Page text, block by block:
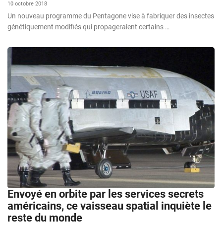
10 octobre 2018
Un nouveau programme du Pentagone vise à fabriquer des insectes
génétiquement modifiés qui propageraient certains …
Envoyé en orbite par les services secrets
américains, ce vaisseau spatial inquiète le
reste du monde